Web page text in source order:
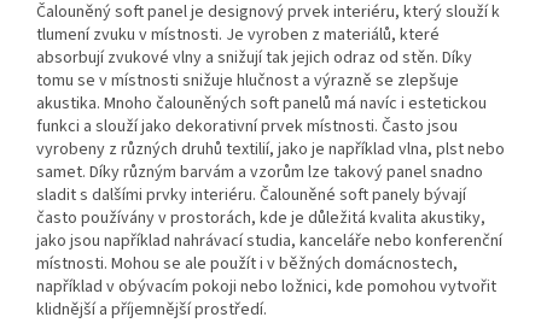
Čalouněný soft panel je designový prvek interiéru, který slouží k
tlumení zvuku v místnosti. Je vyroben z materiálů, které
absorbují zvukové vlny a snižují tak jejich odraz od stěn. Díky
tomu se v místnosti snižuje hlučnost a výrazně se zlepšuje
akustika. Mnoho čalouněných soft panelů má navíc i estetickou
funkci a slouží jako dekorativní prvek místnosti. Často jsou
vyrobeny z různých druhů textilií, jako je například vlna, plst nebo
samet. Díky různým barvám a vzorům lze takový panel snadno
sladit s dalšími prvky interiéru. Čalouněné soft panely bývají
často používány v prostorách, kde je důležitá kvalita akustiky,
jako jsou například nahrávací studia, kanceláře nebo konferenční
místnosti. Mohou se ale použít i v běžných domácnostech,
například v obývacím pokoji nebo ložnici, kde pomohou vytvořit
klidnější a příjemnější prostředí.